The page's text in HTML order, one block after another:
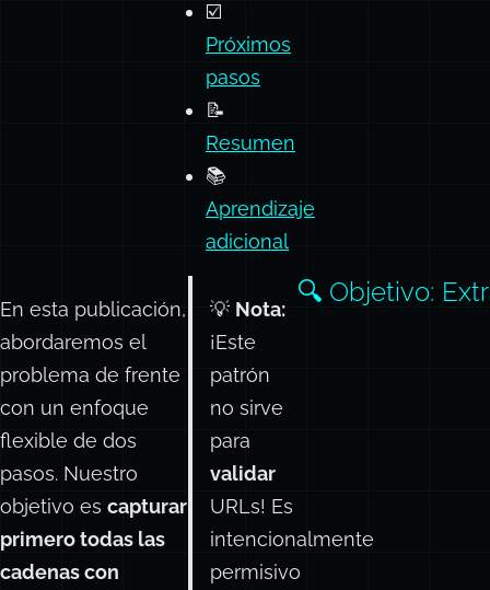
Ejemplo
de
análisis
☑️
Próximos
pasos
📝
Resumen
Aprendizaje
adicional
En esta publicación,
abordaremos el
problema de frente
con un enfoque
flexible de dos
pasos. Nuestro
💡 Nota:
¡Este
patrón
no sirve
para
validar